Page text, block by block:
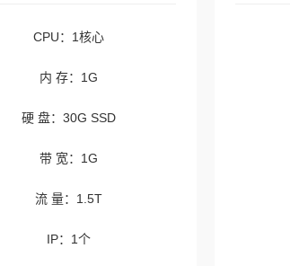
CPU：1核心
内 存：1G
硬 盘：30G SSD
带 宽：1G
流 量：1.5T
IP：1个